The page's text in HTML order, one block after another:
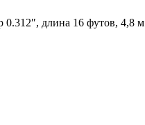
0.312″, длина 16 футов, 4,8 м